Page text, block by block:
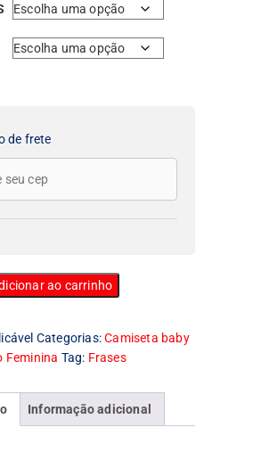
de frete
ao carrinho
Categorias:Camiseta baby
Feminina Tag: Frases
Informação adicional